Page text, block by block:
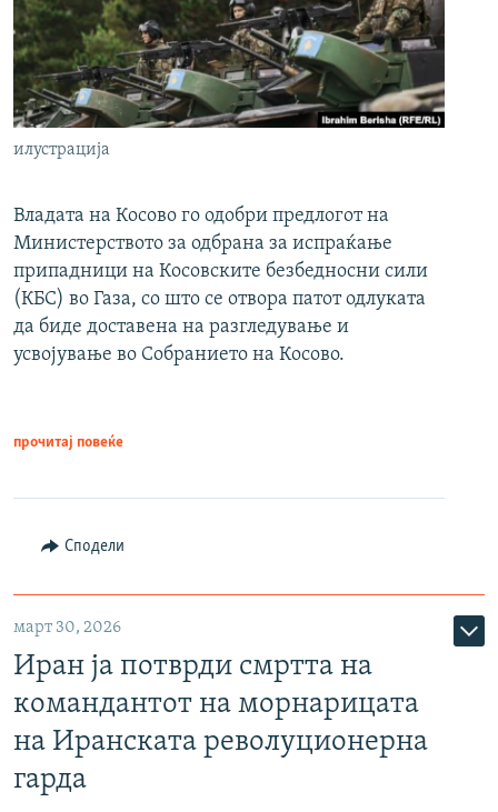
илустрација
Владата на Косово го одобри предлогот на
Министерството за одбрана за испраќање
припадници на Косовските безбедносни сили
(КБС) во Газа, со што се отвора патот одлуката
да биде доставена на разгледување и
усвојување во Собранието на Косово.
прочитај повеќе
Сподели
март 30, 2026
Иран ја потврди смртта на
командантот на морнарицата
на Иранската револуционерна
гарда